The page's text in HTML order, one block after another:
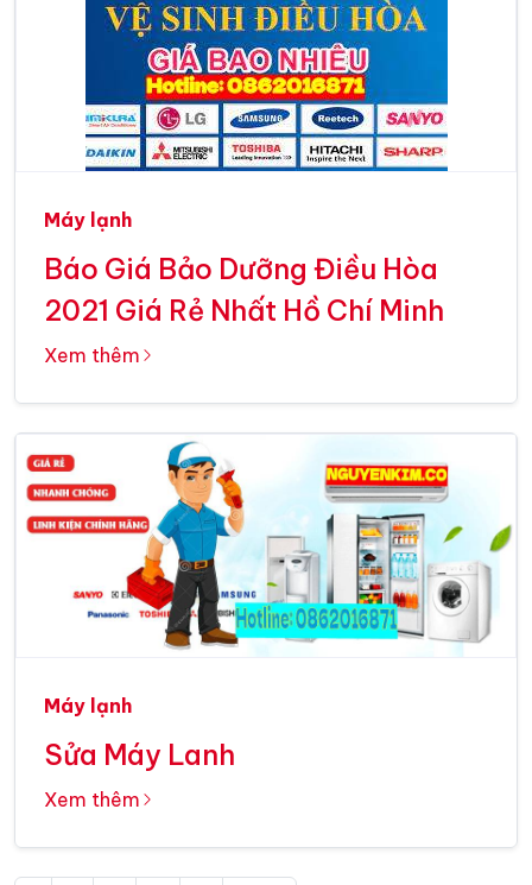
Máy lạnh
Báo Giá Bảo Dưỡng Điều Hòa
2021 Giá Rẻ Nhất Hồ Chí Minh
Xem thêm
Máy lạnh
Sửa Máy Lanh
Xem thêm